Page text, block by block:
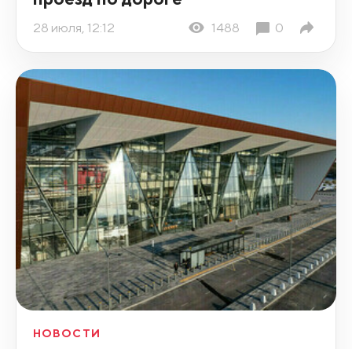
28 июля, 12:12 1488 0
НОВОСТИ